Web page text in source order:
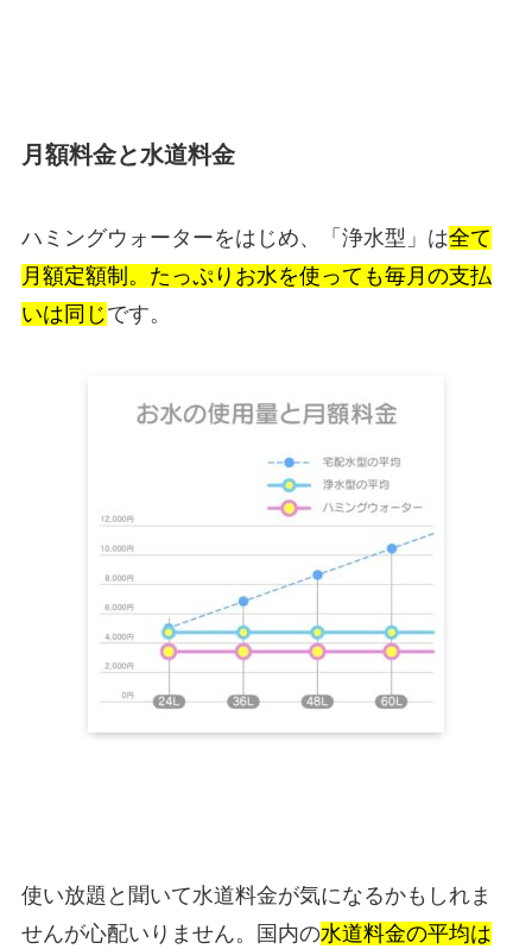
月額料金と水道料金
ハミングウォーターをはじめ、「浄水型」は全て
月額定額制。たっぷりお水を使っても毎月の支払
いは同じです。
使い放題と聞いて水道料金が気になるかもしれま
せんが心配いりません。国内の水道料金の平均は